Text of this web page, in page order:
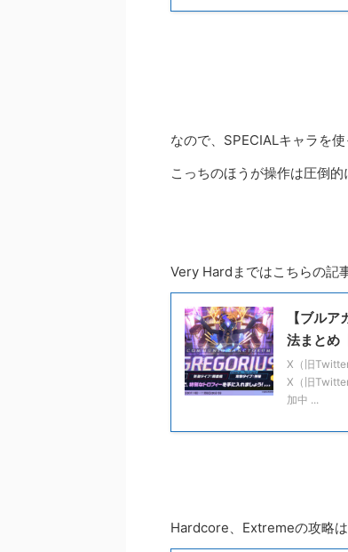
なので、SPECIALキャラを使
こっちのほうが操作は圧倒的
Very Hardまではこちらの記
【ブル
法まとめ
X（旧
X（旧
加中 ...
Hardcore、Extremeの攻略は